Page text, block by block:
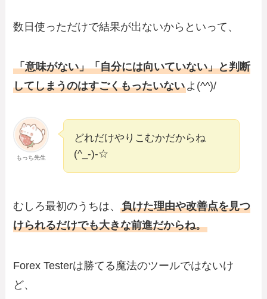
数日使っただけで結果が出ないからといって、
「意味がない」「自分には向いていない」と判断
してしまうのはすごくもったいないよ(^^)/
もっち先生
どれだけやりこむかだからね
(^_-)-☆
むしろ最初のうちは、負けた理由や改善点を見つ
けられるだけでも大きな前進だからね。
Forex Testerは勝てる魔法のツールではないけ
ど、